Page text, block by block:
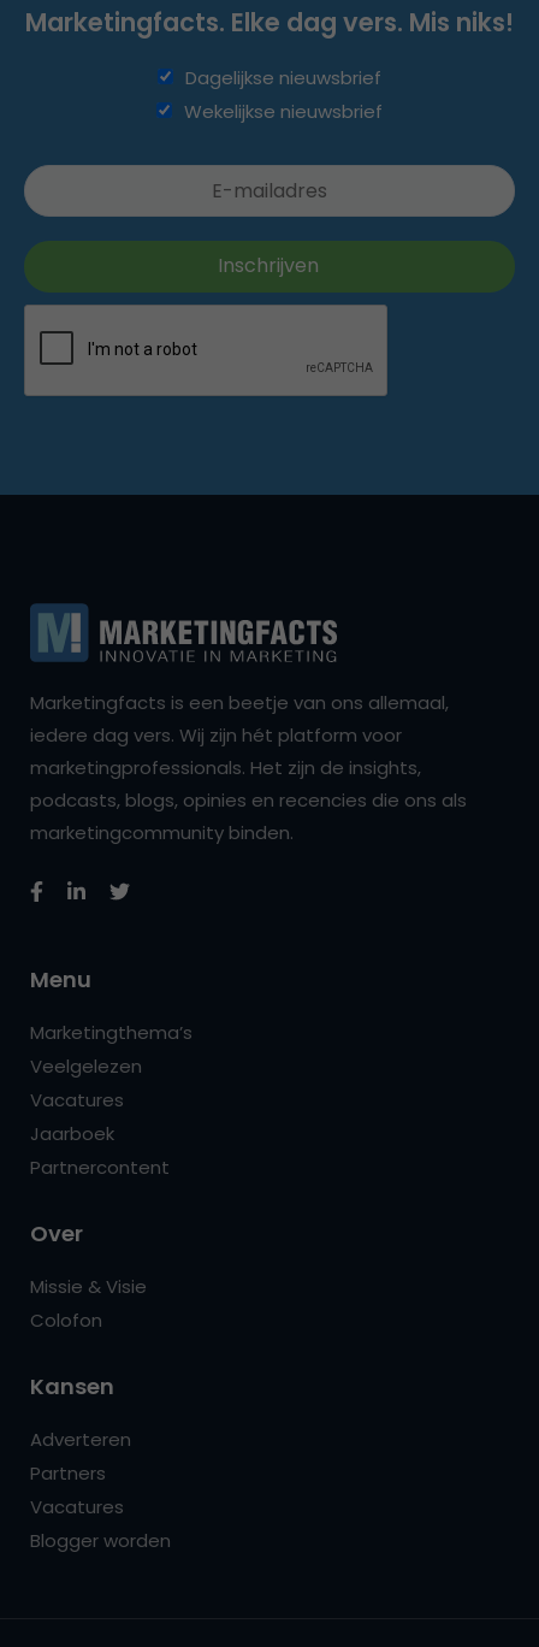
Marketingfacts. Elke dag vers. Mis niks!
Dagelijkse nieuwsbrief
Wekelijkse nieuwsbrief
Marketingfacts is een beetje van ons allemaal,
iedere dag vers. Wij zijn hét platform voor
marketingprofessionals. Het zijn de insights,
podcasts, blogs, opinies en recencies die ons als
marketingcommunity binden.
Menu
Marketingthema’s
Veelgelezen
Vacatures
Jaarboek
Partnercontent
Over
Missie & Visie
Colofon
Kansen
Adverteren
Partners
Vacatures
Blogger worden